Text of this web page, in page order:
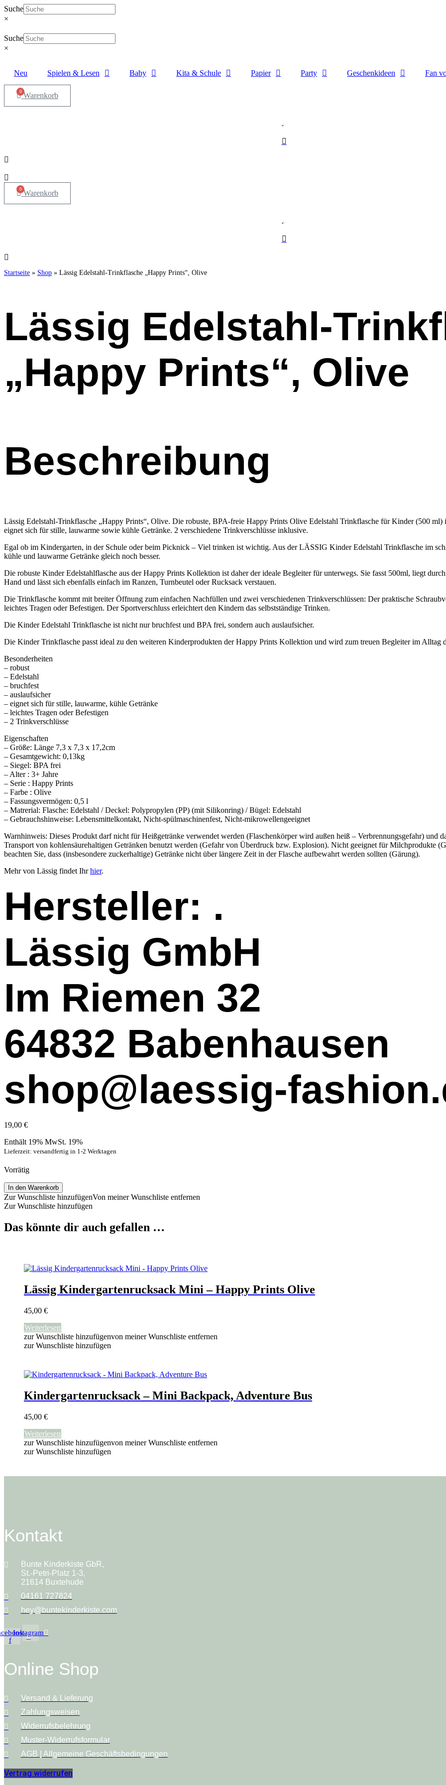
Zum
Inhalt
Suche
×
Suche
×
Neu Spielen & Lesen Baby Kita & Schule Papier Party Geschenkideen Fan
0 Warenkorb
0 Warenkorb
Startseite » Shop » Lässig Edelstahl-Trinkflasche „Happy Prints“, Olive
Lässig Edelstahl-
„Happy Prints“, Olive
Beschreibung
Lässig Edelstahl-Trinkflasche „Happy Prints“, Olive. Die robuste, BPA-freie Happy Prints Olive Edelstahl Trinkflasche für Kinder (500 ml)
eignet sich für stille, lauwarme sowie kühle Getränke. 2 verschiedene Trinkverschlüsse inklusive.
Egal ob im Kindergarten, in der Schule oder beim Picknick – Viel trinken ist wichtig. Aus der LÄSSIG Kinder Edelstahl Trinkflasche im
kühle und lauwarme Getränke gleich noch besser.
Die robuste Kinder Edelstahlflasche aus der Happy Prints Kollektion ist daher der ideale Begleiter für unterwegs. Sie fasst 500ml, liegt
Hand und lässt sich ebenfalls einfach im Ranzen, Turnbeutel oder Rucksack verstauen.
Die Trinkflasche kommt mit breiter Öffnung zum einfachen Nachfüllen und zwei verschiedenen Trinkverschlüssen: Der praktische
leichtes Tragen oder Befestigen. Der Sportverschluss erleichtert den Kindern das selbstständige Trinken.
Die Kinder Edelstahl Trinkflasche ist nicht nur bruchfest und BPA frei, sondern auch auslaufsicher.
Die Kinder Trinkflasche passt ideal zu den weiteren Kinderprodukten der Happy Prints Kollektion und wird zum treuen Begleiter im Alltag
Besonderheiten
– robust
– Edelstahl
– bruchfest
– auslaufsicher
– eignet sich für stille, lauwarme, kühle Getränke
– leichtes Tragen oder Befestigen
– 2 Trinkverschlüsse
Eigenschaften
– Größe: Länge 7,3 x 7,3 x 17,2cm
– Gesamtgewicht: 0,13kg
– Siegel: BPA frei
– Alter : 3+ Jahre
– Serie : Happy Prints
– Farbe : Olive
– Fassungsvermögen: 0,5 l
– Matrerial: Flasche: Edelstahl / Deckel: Polypropylen (PP) (mit Silikonring) / Bügel: Edelstahl
– Gebrauchshinweise: Lebensmittelkontakt, Nicht-spülmaschinenfest, Nicht-mikrowellengeeignet
Warnhinweis: Dieses Produkt darf nicht für Heißgetränke verwendet werden (Flaschenkörper wird außen heiß – Verbrennungsgefahr) und
Transport von kohlensäurehaltigen Getränken benutzt werden (Gefahr von Überdruck bzw. Explosion). Nicht geeignet für Milchprodukte
beachten Sie, dass (insbesondere zuckerhaltige) Getränke nicht über längere Zeit in der Flasche aufbewahrt werden sollten (Gärung).
Mehr von Lässig findet Ihrhier.
Hersteller: .
Lässig GmbH
Im Riemen 32
64832 Babenhausen
shop@laessig-
19,00 €
Enthält 19% MwSt. 19%
Lieferzeit: versandfertig in 1-2 Werktagen
Vorrätig
Lässig
Edelstahl-
Trinkflasche
Prints",
Olive
In den Warenkorb
Zur Wunschliste hinzufügenVon meiner Wunschliste entfernen
Zur Wunschliste hinzufügen
Das könnte dir auch gefallen …
Lässig Kindergartenrucksack Mini – Happy Prints Olive
45,00 €
Weiterlesen
zur Wunschliste hinzufügenvon meiner Wunschliste entfernen
zur Wunschliste hinzufügen
Kindergartenrucksack – Mini Backpack, Adventure Bus
45,00 €
Weiterlesen
zur Wunschliste hinzufügenvon meiner Wunschliste entfernen
zur Wunschliste hinzufügen
Kontakt
Bunte Kinderkiste GbR,
St.-Petri-Platz 1-3,
21614 Buxtehude
04161 727824
hey@buntekinderkiste.com
f
Instagram
Online Shop
Versand & Lieferung
Zahlungsweisen
Widerrufsbelehrung
Muster-Widerrufsformular
AGB | Allgemeine Geschäftsbedingungen
Vertrag widerrufen